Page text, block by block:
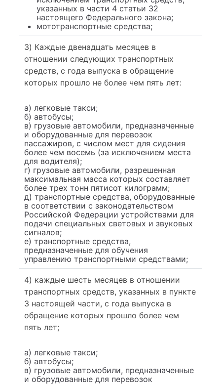
указанных в части 4 статьи 32
настоящего Федерального закона;
мототранспортные средства;
3) Каждые двенадцать месяцев в
отношении следующих транспортных
средств, с года выпуска в обращение
которых прошло не более чем пять лет:
а) легковые такси;
б) автобусы;
в) грузовые автомобили, предназначенные
и оборудованные для перевозок
пассажиров, с числом мест для сидения
более чем восемь (за исключением места
для водителя);
г) грузовые автомобили, разрешенная
максимальная масса которых составляет
более трех тонн пятисот килограмм;
д) транспортные средства, оборудованные
в соответствии с законодательством
Российской Федерации устройствами для
подачи специальных световых и звуковых
сигналов;
е) транспортные средства,
предназначенные для обучения
управлению транспортными средствами;
4) каждые шесть месяцев в отношении
транспортных средств, указанных в пункте
3 настоящей части, с года выпуска в
обращение которых прошло более чем
пять лет;
а) легковые такси;
б) автобусы;
в) грузовые автомобили, предназначенные
и оборудованные для перевозок